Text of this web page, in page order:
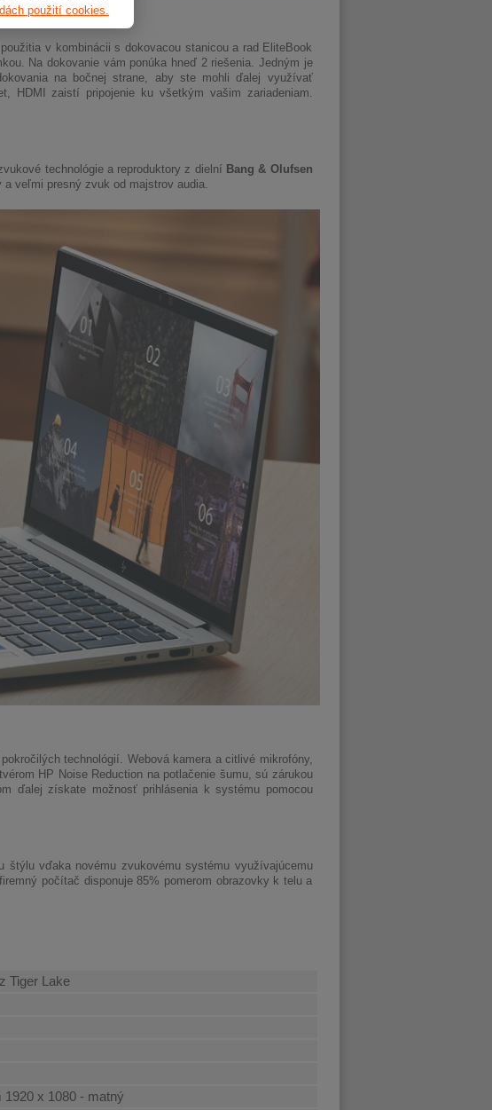
použití cookies.
v kombinácii s dokovacou stanicou a rad EliteBook
Na dokovanie vám ponúka hneď 2 riešenia. Jedným je
na bočnej strane, aby ste mohli ďalej využívať
HDMI zaistí pripojenie ku všetkým vašim zariadeniam.
technológie a reproduktory z dielní Bang & Olufsen
veľmi presný zvuk od majstrov audia.
technológií. Webová kamera a citlivé mikrofóny,
HP Noise Reduction na potlačenie šumu, sú zárukou
ďalej získate možnosť prihlásenia k systému pomocou
štýlu vďaka novému zvukovému systému využívajúcemu
počítač disponuje 85% pomerom obrazovky k telu a
Tiger Lake
x 1080 - matný